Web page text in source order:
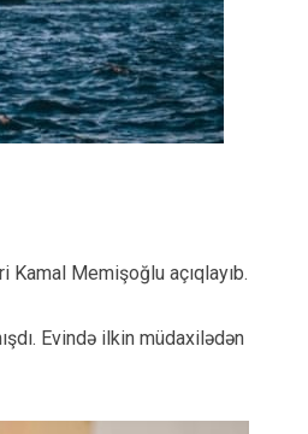
Kamal Memişoğlu açıqlayıb.
Evində ilkin müdaxilədən